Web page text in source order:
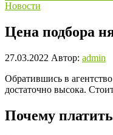
Новости
Цена подбора
27.03.2022 Автор: admin
Обратившись в
достаточно высока.
Почему